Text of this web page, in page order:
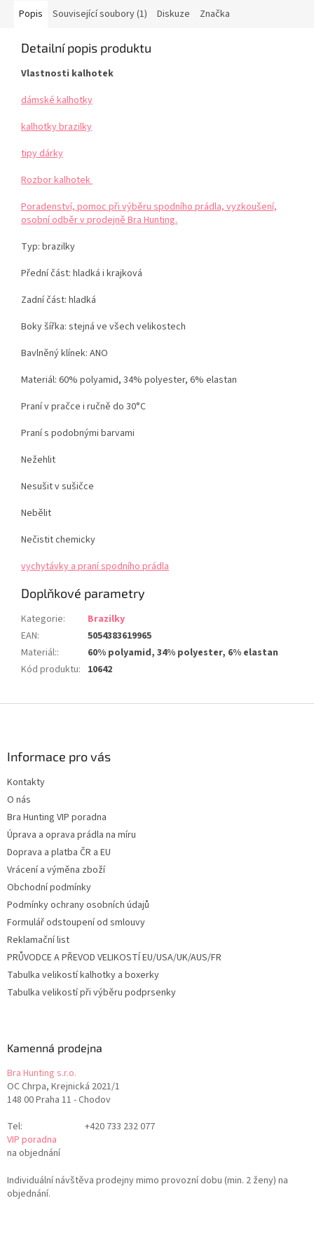
Popis Související soubory (1) Diskuze Značka
Detailní popis produktu
Vlastnosti kalhotek
dámské kalhotky
kalhotky brazilky
tipy dárky
Rozbor kalhotek
Poradenství, pomoc při výběru spodního prádla, vyzkoušení,
osobní odběr v prodejně Bra Hunting.
Typ: brazilky
Přední část: hladká i krajková
Zadní část: hladká
Boky šířka: stejná ve všech velikostech
Bavlněný klínek: ANO
Materiál: 60% polyamid, 34% polyester, 6% elastan
Praní v pračce i ručně do 30°C
Praní s podobnými barvami
Nežehlit
Nesušit v sušičce
Nebělit
Nečistit chemicky
vychytávky a praní spodního prádla
Doplňkové parametry
Kategorie:
Brazilky
EAN:
5054383619965
Materiál::
60% polyamid, 34% polyester, 6% elastan
Kód produktu: 10642
Informace pro vás
Kontakty
O nás
Bra Hunting VIP poradna
Úprava a oprava prádla na míru
Doprava a platba ČR a EU
Vrácení a výměna zboží
Obchodní podmínky
Podmínky ochrany osobních údajů
Formulář odstoupení od smlouvy
Reklamační list
PRŮVODCE A PŘEVOD VELIKOSTÍ EU/USA/UK/AUS/FR
Tabulka velikostí kalhotky a boxerky
Tabulka velikostí při výběru podprsenky
Kamenná prodejna
Bra Hunting s.r.o.
OC Chrpa, Krejnická 2021/1
148 00 Praha 11 - Chodov
Tel:
+420 733 232 077
VIP poradna
na objednání
Individuální návštěva prodejny mimo provozní dobu (min. 2 ženy) na
objednání.